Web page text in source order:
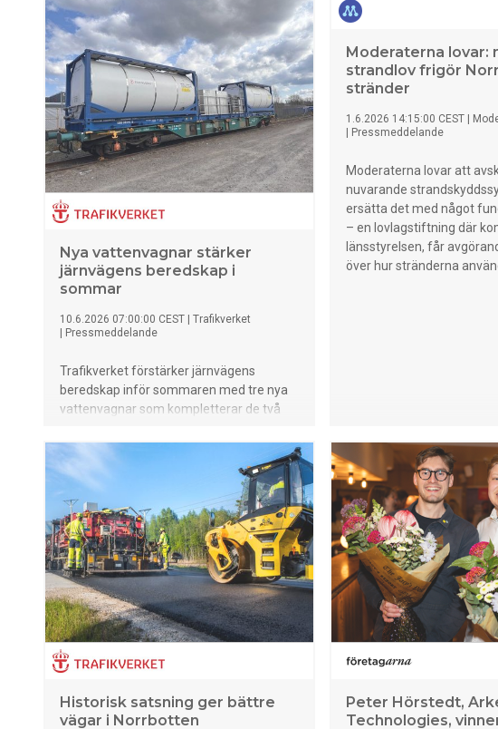
Nya vattenvagnar stärker
järnvägens beredskap i
sommar
10.6.2026 07:00:00 CEST
Trafikverket
Pressmeddelande
Trafikverket förstärker järnvägens
beredskap inför sommaren med tre nya
vattenvagnar som kompletterar de två
förebygga och släcka bränder längs
järnvägen och för att vattenbegjuta
arbetsområden vid heta arbeten under
torra perioder.
Moderaterna lovar:
strandlov frigör
stränder
1.6.2026 14:15:00 CEST
Pressmeddelande
Moderaterna lovar att
nuvarande
ersätta det med något
– en lovlagstiftning där
länsstyrelsen, får
över hur stränderna
Historisk satsning ger bättre
vägar i Norrbotten
Peter Hörstedt,
Technologies,